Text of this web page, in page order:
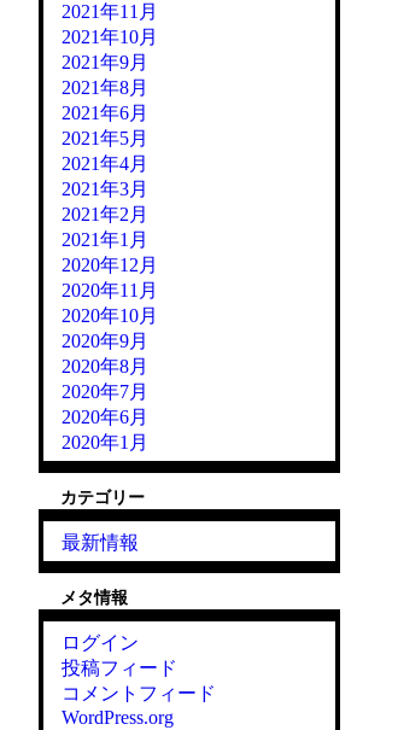
2021年11月
2021年10月
2021年9月
2021年8月
2021年6月
2021年5月
2021年4月
2021年3月
2021年2月
2021年1月
2020年12月
2020年11月
2020年10月
2020年9月
2020年8月
2020年7月
2020年6月
2020年1月
カテゴリー
最新情報
メタ情報
ログイン
投稿フィード
コメントフィード
WordPress.org